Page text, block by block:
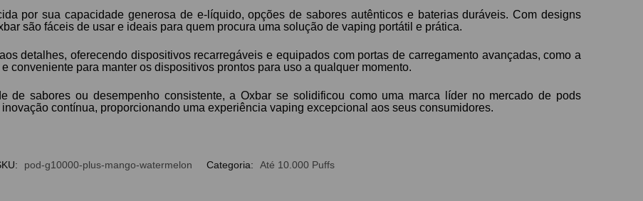
por sua capacidade generosa de e-líquido, opções de sabores autênticos e baterias duráveis. Com designs
são fáceis de usar e ideais para quem procura uma solução de vaping portátil e prática.
detalhes, oferecendo dispositivos recarregáveis e equipados com portas de carregamento avançadas, como a
conveniente para manter os dispositivos prontos para uso a qualquer momento.
de sabores ou desempenho consistente, a Oxbar se solidificou como uma marca líder no mercado de pods
contínua, proporcionando uma experiência vaping excepcional aos seus consumidores.
pod-g10000-plus-mango-watermelon Categoria: Até 10.000 Puffs